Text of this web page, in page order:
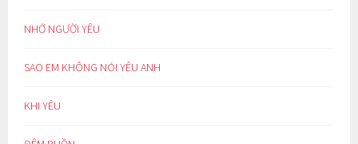
NHỚ NGƯỜI YÊU
SAO EM KHÔNG NÓI YÊU ANH
KHI YÊU